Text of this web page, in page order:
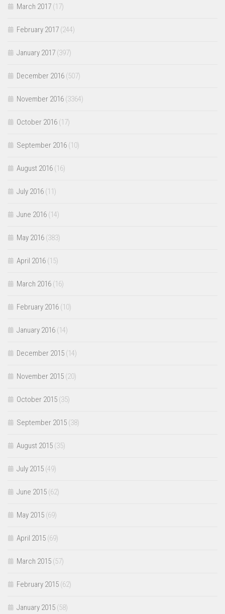
March 2017 (17)
February 2017 (244)
January 2017 (397)
December 2016 (507)
November 2016 (3364)
October 2016 (17)
September 2016 (10)
August 2016 (16)
July 2016 (11)
June 2016 (14)
May 2016 (383)
April 2016 (15)
March 2016 (16)
February 2016 (10)
January 2016 (14)
December 2015 (14)
November 2015 (20)
October 2015 (35)
September 2015 (38)
August 2015 (35)
July 2015 (49)
June 2015 (62)
May 2015 (69)
April 2015 (69)
March 2015 (57)
February 2015 (62)
January 2015 (58)